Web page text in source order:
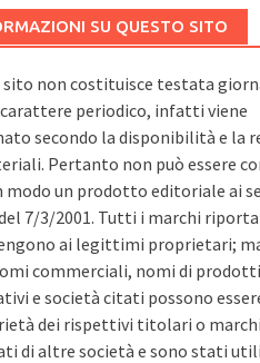
SU QUESTO SITO
sito non costituisce testata
periodico, infatti viene
secondo la disponibilità e la
Pertanto non può essere
modo un prodotto editoriale ai
del 7/3/2001. Tutti i marchi
ai legittimi proprietari;
commerciali, nomi di
e società citati possono
dei rispettivi titolari o marchi
di altre società e sono stati